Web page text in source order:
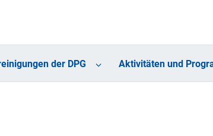
der DPG Aktivitäten und